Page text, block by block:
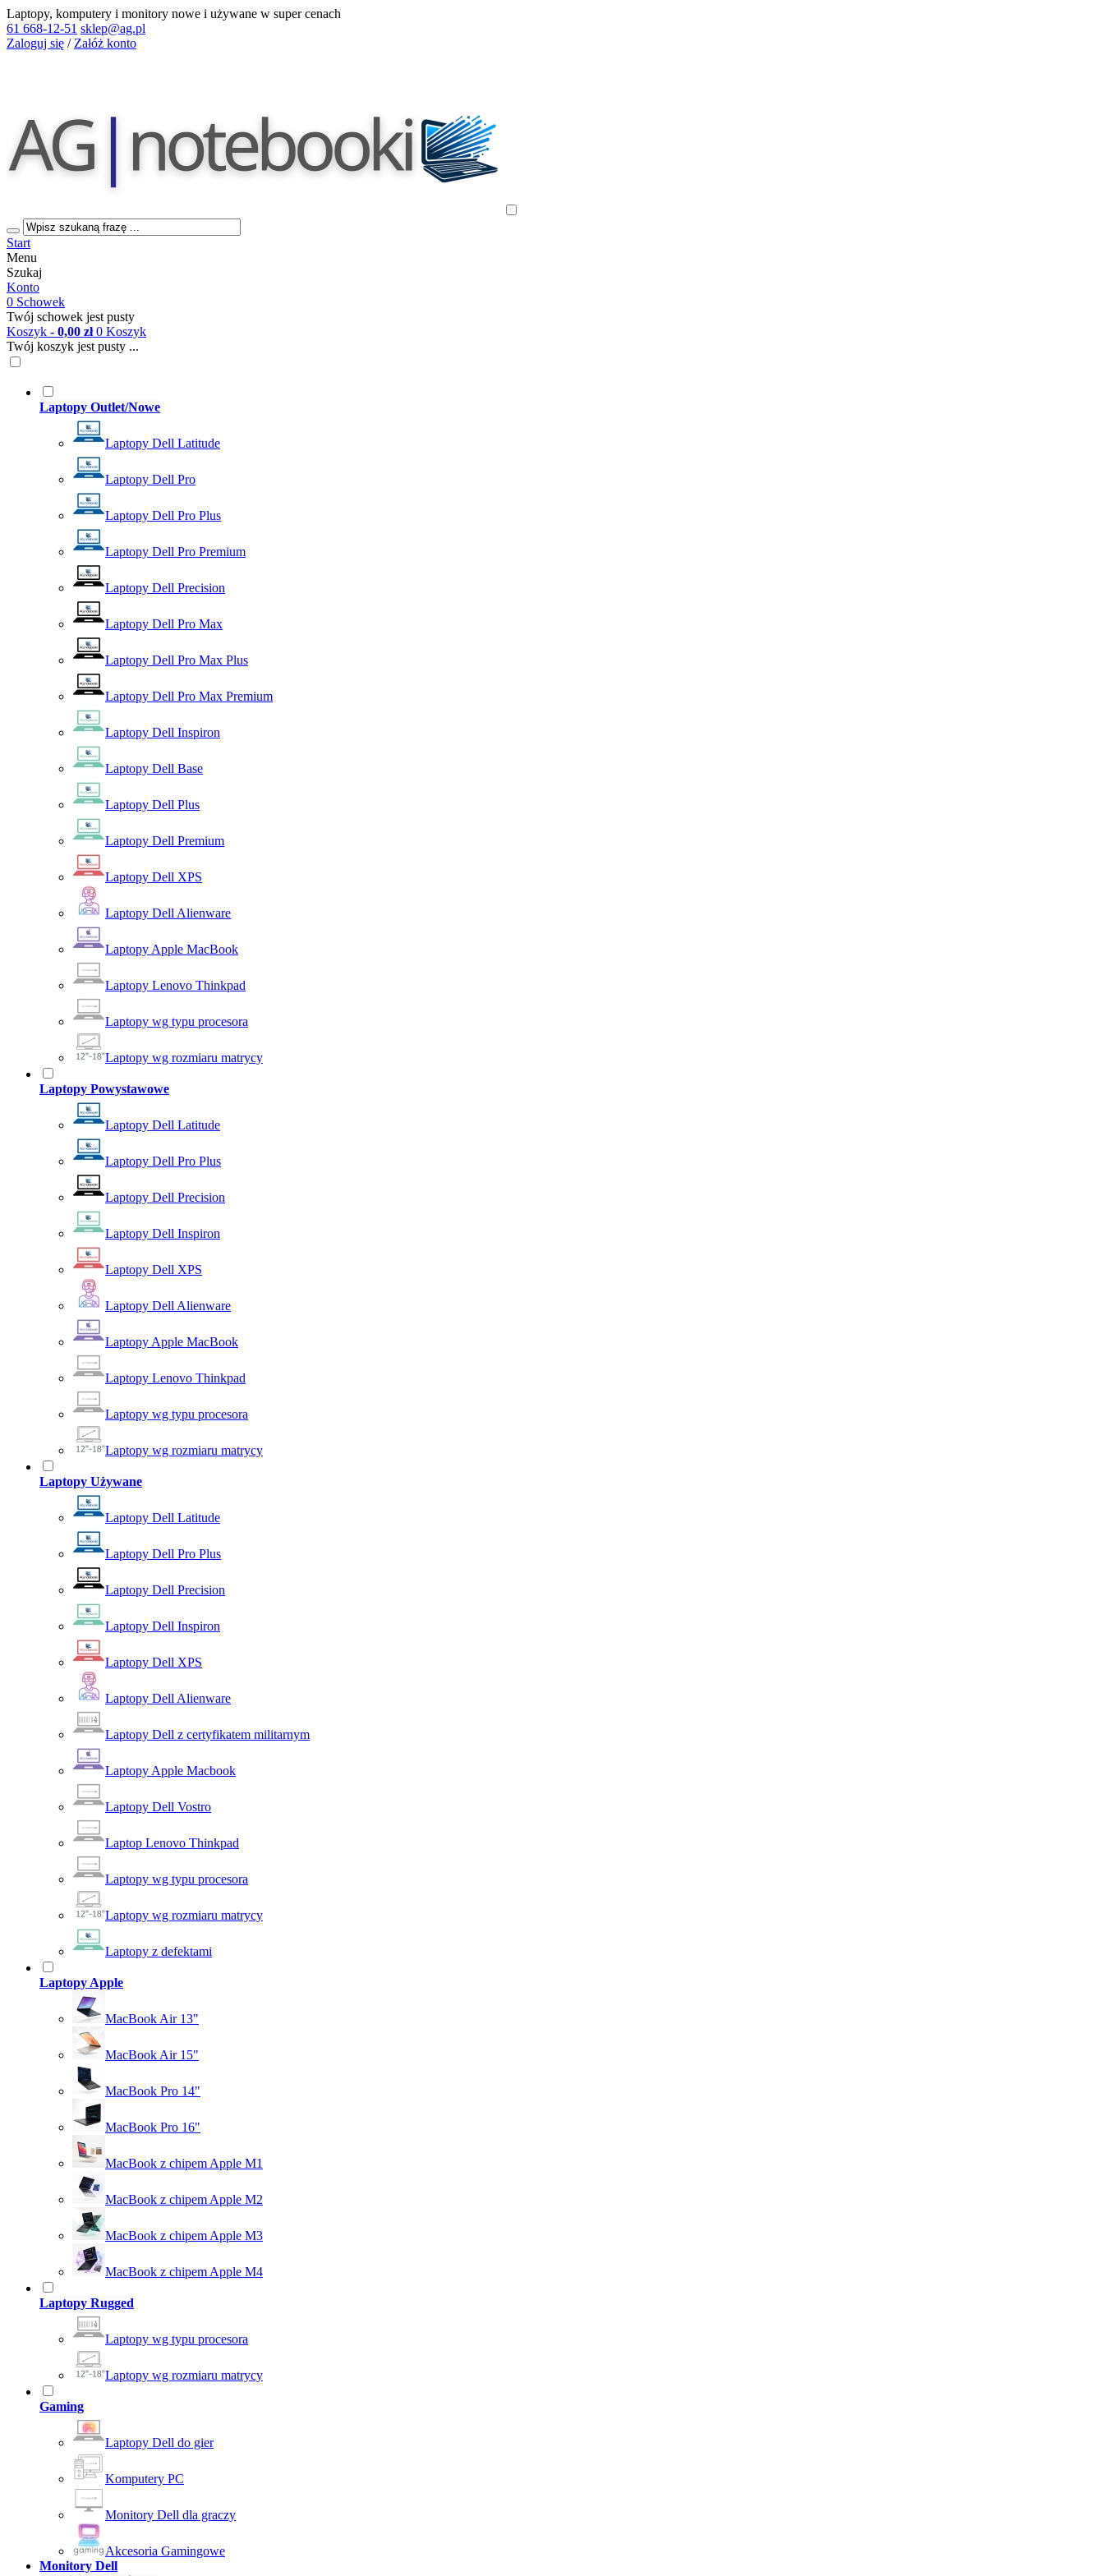
Laptopy, komputery i monitory nowe i używane w super cenach
61 668-12-51 sklep@ag.pl
Zaloguj się / Załóż konto
Start
Menu
Szukaj
Konto
0 Schowek
Twój schowek jest pusty
Koszyk - 0,00 zł 0 Koszyk
Twój koszyk jest pusty ...
Laptopy Outlet/Nowe
Laptopy Dell Latitude
Laptopy Dell Pro
Laptopy Dell Pro Plus
Laptopy Dell Pro Premium
Laptopy Dell Precision
Laptopy Dell Pro Max
Laptopy Dell Pro Max Plus
Laptopy Dell Pro Max Premium
Laptopy Dell Inspiron
Laptopy Dell Base
Laptopy Dell Plus
Laptopy Dell Premium
Laptopy Dell XPS
Laptopy Dell Alienware
Laptopy Apple MacBook
Laptopy Lenovo Thinkpad
Laptopy wg typu procesora
Laptopy wg rozmiaru matrycy
Laptopy Powystawowe
Laptopy Dell Latitude
Laptopy Dell Pro Plus
Laptopy Dell Precision
Laptopy Dell Inspiron
Laptopy Dell XPS
Laptopy Dell Alienware
Laptopy Apple MacBook
Laptopy Lenovo Thinkpad
Laptopy wg typu procesora
Laptopy wg rozmiaru matrycy
Laptopy Używane
Laptopy Dell Latitude
Laptopy Dell Pro Plus
Laptopy Dell Precision
Laptopy Dell Inspiron
Laptopy Dell XPS
Laptopy Dell Alienware
Laptopy Dell z certyfikatem militarnym
Laptopy Apple Macbook
Laptopy Dell Vostro
Laptop Lenovo Thinkpad
Laptopy wg typu procesora
Laptopy wg rozmiaru matrycy
Laptopy z defektami
Laptopy Apple
MacBook Air 13"
MacBook Air 15"
MacBook Pro 14"
MacBook Pro 16"
MacBook z chipem Apple M1
MacBook z chipem Apple M2
MacBook z chipem Apple M3
MacBook z chipem Apple M4
Laptopy Rugged
Laptopy wg typu procesora
Laptopy wg rozmiaru matrycy
Gaming
Laptopy Dell do gier
Komputery PC
Monitory Dell dla graczy
Akcesoria Gamingowe
Monitory Dell